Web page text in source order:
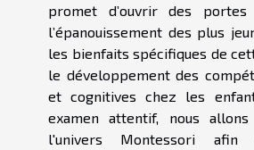
promet d’ouvrir des
l’épanouissement des plus
les bienfaits spécifiques de
le développement des
et cognitives chez les
examen attentif, nous
l'univers Montessori afin